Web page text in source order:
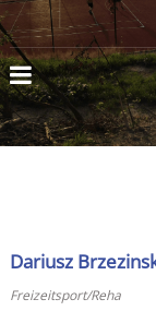
TSV
E.V.
Dariusz
Freizeitsport/Reha